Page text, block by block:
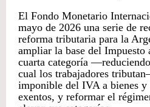
El Fondo Monetario
mayo de 2026 una serie de
reforma tributaria para la
ampliar la base del Impuesto
cuarta categoría
cual los trabajadores
imponible del IVA a bienes y
exentos, y reformar el